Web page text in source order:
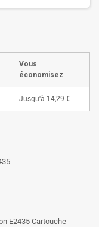
Vous
économisez
Jusqu'à 14,29 €
E2435 Cartouche